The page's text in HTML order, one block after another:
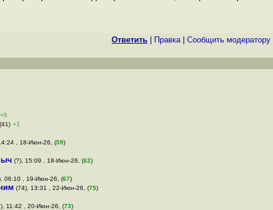
Ответить Правка| Cообщить модератору
+5
+1
, 18-Июн-26, (59)
(?), 15:09 , 18-Июн-26, (62)
06:10 , 19-Июн-26, (67)
(74), 13:31 , 22-Июн-26, (75)
11:42 , 20-Июн-26, (73)